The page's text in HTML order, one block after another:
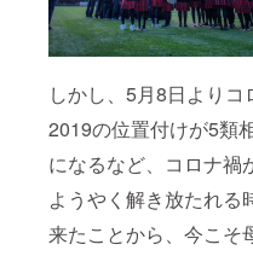
しかし、5月8日よりコ
2019の位置付けが5類
になるなど、コロナ禍
ようやく解き放たれる
来たことから、今こそ